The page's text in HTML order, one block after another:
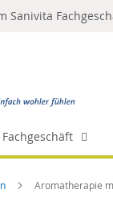
Sanivita
Aromatherapie